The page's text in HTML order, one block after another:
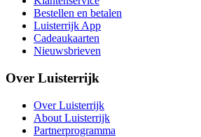
Bestellen en betalen
Luisterrijk App
Cadeaukaarten
Nieuwsbrieven
Over Luisterrijk
Over Luisterrijk
About Luisterrijk
Partnerprogramma